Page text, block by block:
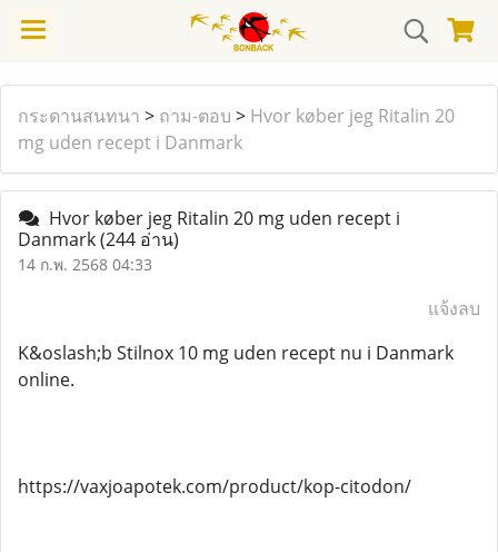
กระดานสนทนา > ถาม-ตอบ > Hvor køber jeg Ritalin 20
mg uden recept i Danmark
Hvor køber jeg Ritalin 20 mg uden recept i
Danmark(244 อ่าน)
14 ก.พ. 2568 04:33
แจ้งลบ
K&oslash;b Stilnox 10 mg uden recept nu i Danmark
online.
https://vaxjoapotek.com/product/kop-citodon/